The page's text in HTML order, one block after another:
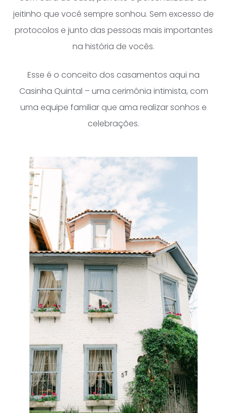
jeitinho que você sempre sonhou. Sem excesso de
protocolos e junto das pessoas mais importantes
na história de vocês.
Esse é o conceito dos casamentos aqui na
Casinha Quintal – uma cerimônia intimista, com
uma equipe familiar que ama realizar sonhos e
celebrações.